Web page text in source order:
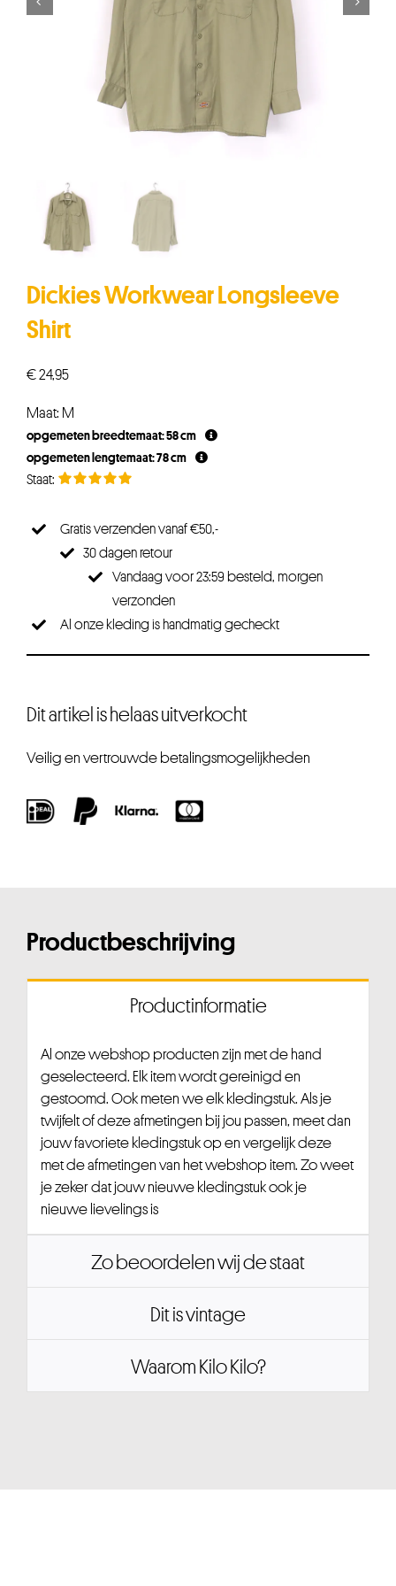
Dickies Workwear Longsleeve
Shirt
€24,95
Maat: M
opgemeten breedtemaat: 58 cm
opgemeten lengtemaat: 78 cm
Gratis verzenden vanaf €50,-
30 dagen retour
Vandaag voor 23:59 besteld, morgen
verzonden
Al onze kleding is handmatig gecheckt
Dit artikel is helaas uitverkocht
Veilig en vertrouwde betalingsmogelijkheden
Productbeschrijving
Productinformatie
Al onze webshop producten zijn met de hand
geselecteerd. Elk item wordt gereinigd en
gestoomd. Ook meten we elk kledingstuk. Als je
twijfelt of deze afmetingen bij jou passen, meet dan
jouw favoriete kledingstuk op en vergelijk deze
met de afmetingen van het webshop item. Zo weet
je zeker dat jouw nieuwe kledingstuk ook je
nieuwe lievelings is
Zo beoordelen wij de staat
Dit is vintage
Waarom Kilo Kilo?